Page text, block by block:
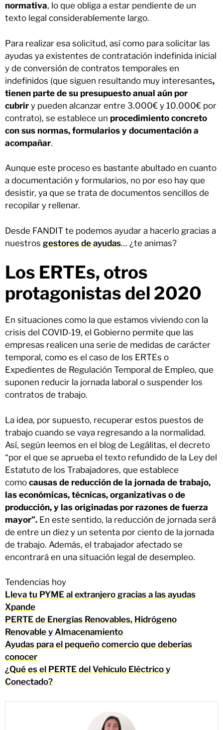
normativa, lo que obliga a estar pendiente de un
texto legal considerablemente largo.
Para realizar esa solicitud, así como para solicitar las
ayudas ya existentes de contratación indefinida inicial
y de conversión de contratos temporales en
indefinidos (que siguen resultando muy interesantes,
tienen parte de su presupuesto anual aún por
cubrir y pueden alcanzar entre 3.000€ y 10.000€ por
contrato), se establece un procedimiento concreto
con sus normas, formularios y documentación a
acompañar.
Aunque este proceso es bastante abultado en cuanto
a documentación y formularios, no por eso hay que
desistir, ya que se trata de documentos sencillos de
recopilar y rellenar.
Desde FANDIT te podemos ayudar a hacerlo gracias a
nuestros gestores de ayudas… ¿te animas?
Los ERTEs, otros
protagonistas del 2020
En situaciones como la que estamos viviendo con la
crisis del COVID-19, el Gobierno permite que las
empresas realicen una serie de medidas de carácter
temporal, como es el caso de los ERTEs o
Expedientes de Regulación Temporal de Empleo, que
suponen reducir la jornada laboral o suspender los
contratos de trabajo.
La idea, por supuesto, recuperar estos puestos de
trabajo cuando se vaya regresando a la normalidad.
Así, según leemos en el blog de Legálitas, el decreto
“por el que se aprueba el texto refundido de la Ley del
Estatuto de los Trabajadores, que establece
como causas de reducción de la jornada de trabajo,
las económicas, técnicas, organizativas o de
producción, y las originadas por razones de fuerza
mayor”. En este sentido, la reducción de jornada será
de entre un diez y un setenta por ciento de la jornada
de trabajo. Además, el trabajador afectado se
encontrará en una situación legal de desempleo.
Tendencias hoy
Lleva tu PYME al extranjero gracias a las ayudas
Xpande
PERTE de Energías Renovables, Hidrógeno
Renovable y Almacenamiento
Ayudas para el pequeño comercio que deberías
conocer
¿Qué es el PERTE del Vehículo Eléctrico y
Conectado?